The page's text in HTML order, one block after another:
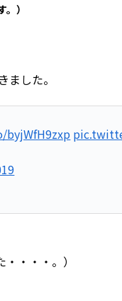
）
した。
・・・。）